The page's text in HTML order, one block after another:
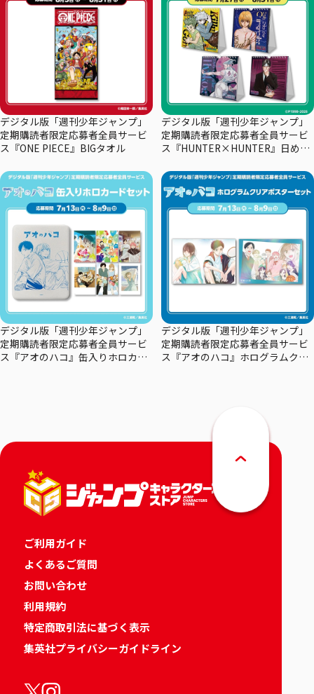
デジタル版「週刊少年ジャンプ」
定期購読者限定応募者全員サービ
ス『ONE PIECE』BIGタオル
デジタル版「週刊少年ジャンプ」
定期購読者限定応募者全員サービ
ス『HUNTER×HUNTER』日めく
デジタル版「週刊少年ジャンプ」
定期購読者限定応募者全員サービ
ス『アオのハコ』缶入りホロカー
デジタル版「週刊少年ジャンプ」
定期購読者限定応募者全員サービ
ス『アオのハコ』ホログラムクリ
ご利用ガイド
よくあるご質問
お問い合わせ
利用規約
特定商取引法に基づく表示
集英社プライバシーガイドライン